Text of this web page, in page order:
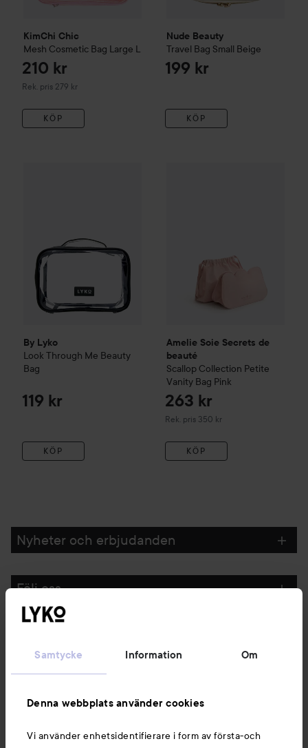
Samtycke Information Om
Denna webbplats använder cookies
Vi använder enhetsidentifierare i form av första-och
KimChi Chic
Mesh Cosmetic Bag Large L
210 kr
Rek. pris 279 kr
Rekommenderat pris 279 kr
KÖP
Nude Beauty
Travel Bag Small Beige
199 kr
KÖP
By Lyko
Look Through Me Beauty
Bag
119 kr
KÖP
Amelie Soie Secrets de
beauté
Scallop Collection Petite
Vanity Bag Pink
263 kr
Rek. pris 350 kr
Rekommenderat pris 350 kr
KÖP
Nyheter och erbjudanden
Följ oss
Du kanske också gillar